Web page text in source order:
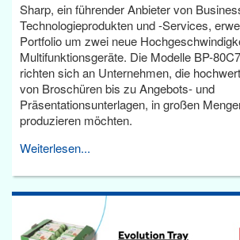
Sharp, ein führender Anbieter von
Technologieprodukten und -Services,
Portfolio um zwei neue
Multifunktionsgeräte. Die Modelle BP-
richten sich an Unternehmen, die
von Broschüren bis zu Angebots- und
Präsentationsunterlagen, in großen
produzieren möchten.
Weiterlesen...